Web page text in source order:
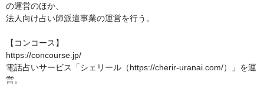
の運営のほか、
法人向け占い師派遣事業の運営を行う。
【コンコース】
https://concourse.jp/
電話占いサービス「シェリール（https://cherir-uranai.com/）」を運
営。